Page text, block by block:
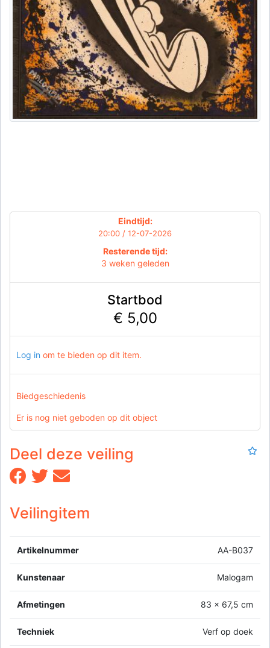
Eindtijd:
20:00 / 12-07-2026
Resterende tijd:
3 weken geleden
Startbod
€ 5,00
Log in om te bieden op dit item.
Biedgeschiedenis
Er is nog niet geboden op dit object
Deel deze veiling
Veilingitem
Artikelnummer AA-B037
Kunstenaar Malogam
Afmetingen 83 x 67,5 cm
Techniek Verf op doek